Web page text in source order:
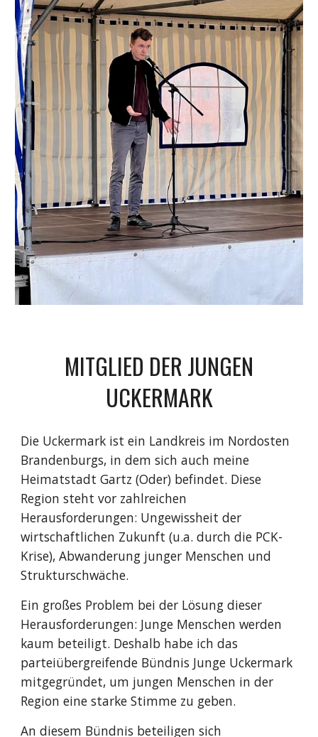
MITGLIED DER JUNGEN
UCKERMARK
Die Uckermark ist ein Landkreis im Nordosten
Brandenburgs, in dem sich auch meine
Heimatstadt Gartz (Oder) befindet. Diese
Region steht vor zahlreichen
Herausforderungen: Ungewissheit der
wirtschaftlichen Zukunft (u.a. durch die PCK-
Krise), Abwanderung junger Menschen und
Strukturschwäche.
Ein großes Problem bei der Lösung dieser
Herausforderungen: Junge Menschen werden
kaum beteiligt. Deshalb habe ich das
parteiübergreifende Bündnis Junge Uckermark
mitgegründet, um jungen Menschen in der
Region eine starke Stimme zu geben.
An diesem Bündnis beteiligen sich